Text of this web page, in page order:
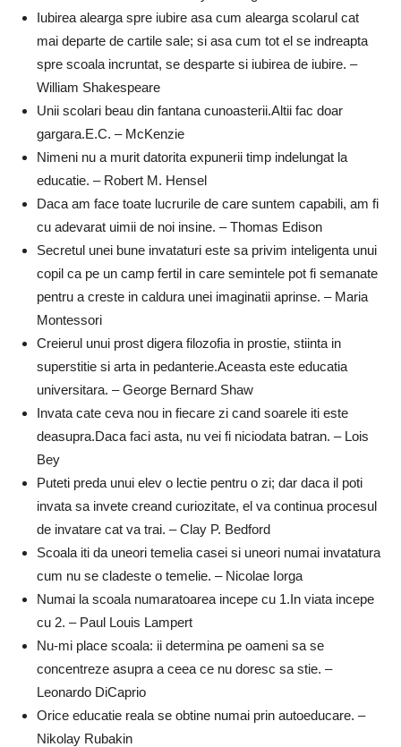
Iubirea alearga spre iubire asa cum alearga scolarul cat
mai departe de cartile sale; si asa cum tot el se indreapta
spre scoala incruntat, se desparte si iubirea de iubire. –
William Shakespeare
Unii scolari beau din fantana cunoasterii.Altii fac doar
gargara.E.C. – McKenzie
Nimeni nu a murit datorita expunerii timp indelungat la
educatie. – Robert M. Hensel
Daca am face toate lucrurile de care suntem capabili, am fi
cu adevarat uimii de noi insine. – Thomas Edison
Secretul unei bune invataturi este sa privim inteligenta unui
copil ca pe un camp fertil in care semintele pot fi semanate
pentru a creste in caldura unei imaginatii aprinse. – Maria
Montessori
Creierul unui prost digera filozofia in prostie, stiinta in
superstitie si arta in pedanterie.Aceasta este educatia
universitara. – George Bernard Shaw
Invata cate ceva nou in fiecare zi cand soarele iti este
deasupra.Daca faci asta, nu vei fi niciodata batran. – Lois
Bey
Puteti preda unui elev o lectie pentru o zi; dar daca il poti
invata sa invete creand curiozitate, el va continua procesul
de invatare cat va trai. – Clay P. Bedford
Scoala iti da uneori temelia casei si uneori numai invatatura
cum nu se cladeste o temelie. – Nicolae Iorga
Numai la scoala numaratoarea incepe cu 1.In viata incepe
cu 2. – Paul Louis Lampert
Nu-mi place scoala: ii determina pe oameni sa se
concentreze asupra a ceea ce nu doresc sa stie. –
Leonardo DiCaprio
Orice educatie reala se obtine numai prin autoeducare. –
Nikolay Rubakin